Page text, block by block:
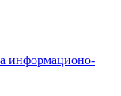
информационо-